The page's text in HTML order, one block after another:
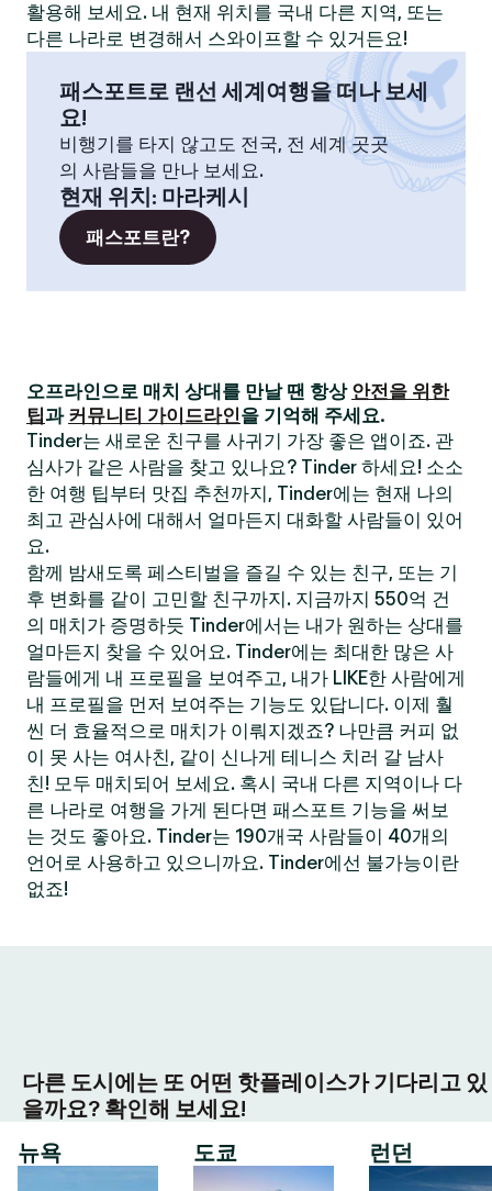
활용해 보세요. 내 현재 위치를 국내 다른 지역, 또는
다른 나라로 변경해서 스와이프할 수 있거든요!
패스포트로 랜선 세계여행을 떠나 보세
요!
비행기를 타지 않고도 전국, 전 세계 곳곳
의 사람들을 만나 보세요.
현재 위치: 마라케시
패스포트란?
오프라인으로 매치 상대를 만날 땐 항상 안전을 위한
팁과 커뮤니티 가이드라인을 기억해 주세요.
Tinder는 새로운 친구를 사귀기 가장 좋은 앱이죠. 관
심사가 같은 사람을 찾고 있나요? Tinder 하세요! 소소
한 여행 팁부터 맛집 추천까지, Tinder에는 현재 나의
최고 관심사에 대해서 얼마든지 대화할 사람들이 있어
요.
함께 밤새도록 페스티벌을 즐길 수 있는 친구, 또는 기
후 변화를 같이 고민할 친구까지. 지금까지 550억 건
의 매치가 증명하듯 Tinder에서는 내가 원하는 상대를
얼마든지 찾을 수 있어요. Tinder에는 최대한 많은 사
람들에게 내 프로필을 보여주고, 내가 LIKE한 사람에게
내 프로필을 먼저 보여주는 기능도 있답니다. 이제 훨
씬 더 효율적으로 매치가 이뤄지겠죠? 나만큼 커피 없
이 못 사는 여사친, 같이 신나게 테니스 치러 갈 남사
친! 모두 매치되어 보세요. 혹시 국내 다른 지역이나 다
른 나라로 여행을 가게 된다면 패스포트 기능을 써보
는 것도 좋아요. Tinder는 190개국 사람들이 40개의
언어로 사용하고 있으니까요. Tinder에선 불가능이란
없죠!
다른 도시에는 또 어떤 핫플레이스가 기다리고 있
을까요? 확인해 보세요!
뉴욕
도쿄 런던